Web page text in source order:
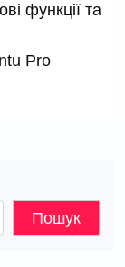
функції та
Pro
Пошук